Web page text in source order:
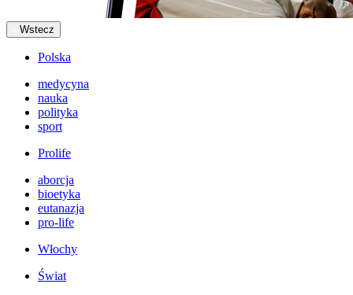
Wstecz
Polska
medycyna
nauka
polityka
sport
Prolife
aborcja
bioetyka
eutanazja
pro-life
Włochy
Świat